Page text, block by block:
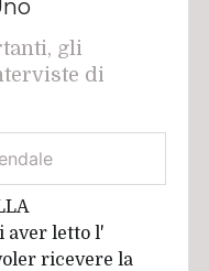
gli
di
aver letto l'
ricevere la